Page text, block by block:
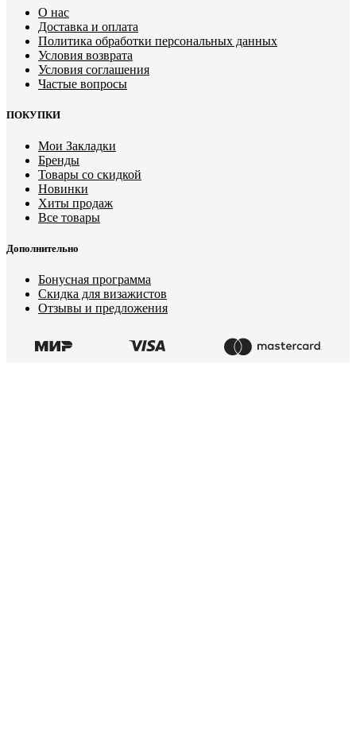
О нас
Доставка и оплата
Политика обработки персональных данных
Условия возврата
Условия соглашения
Частые вопросы
ПОКУПКИ
Мои Закладки
Бренды
Товары со скидкой
Новинки
Хиты продаж
Все товары
Дополнительно
Бонусная программа
Скидка для визажистов
Отзывы и предложения